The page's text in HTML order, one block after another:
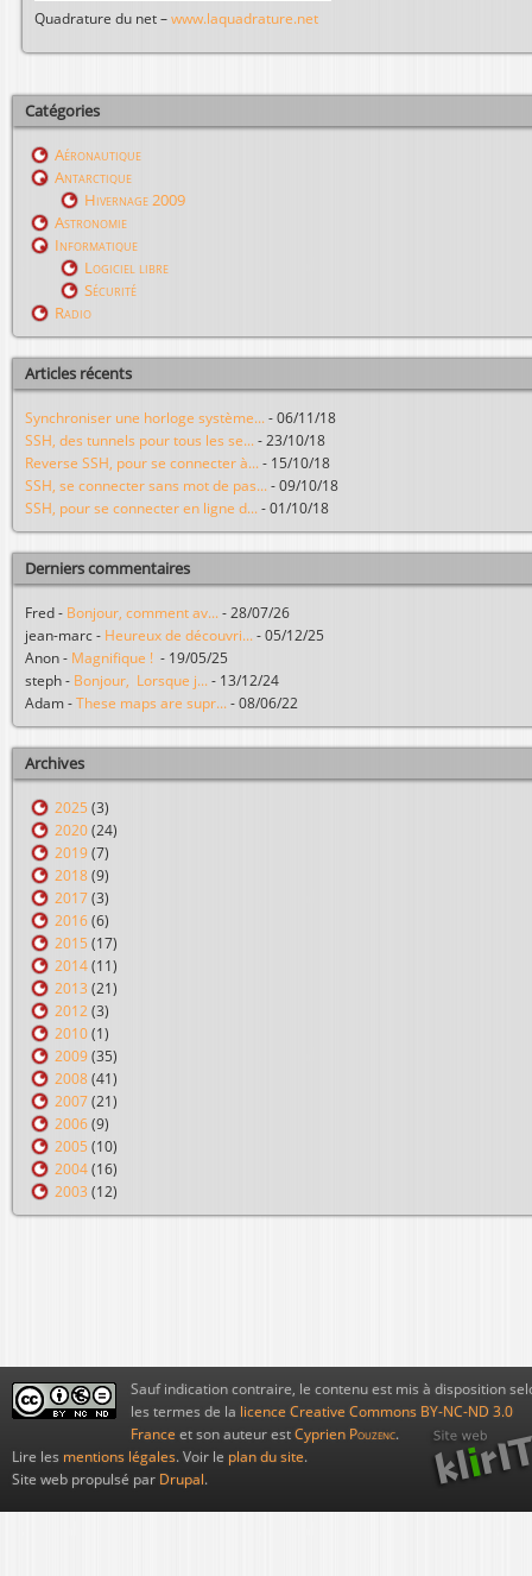
Quadrature du net – www.laquadrature.net
Catégories
Aéronautique
Antarctique
Hivernage 2009
Astronomie
Informatique
Logiciel libre
Sécurité
Radio
Articles récents
Synchroniser une horloge système... - 06/11/18
SSH, des tunnels pour tous les se... - 23/10/18
Reverse SSH, pour se connecter à... - 15/10/18
SSH, se connecter sans mot de pas... - 09/10/18
SSH, pour se connecter en ligne d... - 01/10/18
Derniers commentaires
Fred - Bonjour, comment av... - 28/07/26
jean-marc - Heureux de découvri... - 05/12/25
Anon - Magnifique ! - 19/05/25
steph - Bonjour, Lorsque j... - 13/12/24
Adam - These maps are supr... - 08/06/22
Archives
2025 (3)
2020 (24)
2019 (7)
2018 (9)
2017 (3)
2016 (6)
2015 (17)
2014 (11)
2013 (21)
2012 (3)
2010 (1)
2009 (35)
2008 (41)
2007 (21)
2006 (9)
2005 (10)
2004 (16)
2003 (12)
Sauf indication contraire, le contenu est mis à disposition
les termes de la licence Creative Commons BY-NC-ND 3.0
France et son auteur est Cyprien Pouzenc.
Lire les mentions légales. Voir le plan du site.
Site web propulsé par Drupal.